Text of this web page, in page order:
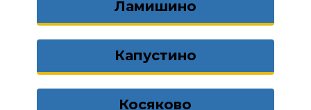
Ламишино
Капустино
Косяково